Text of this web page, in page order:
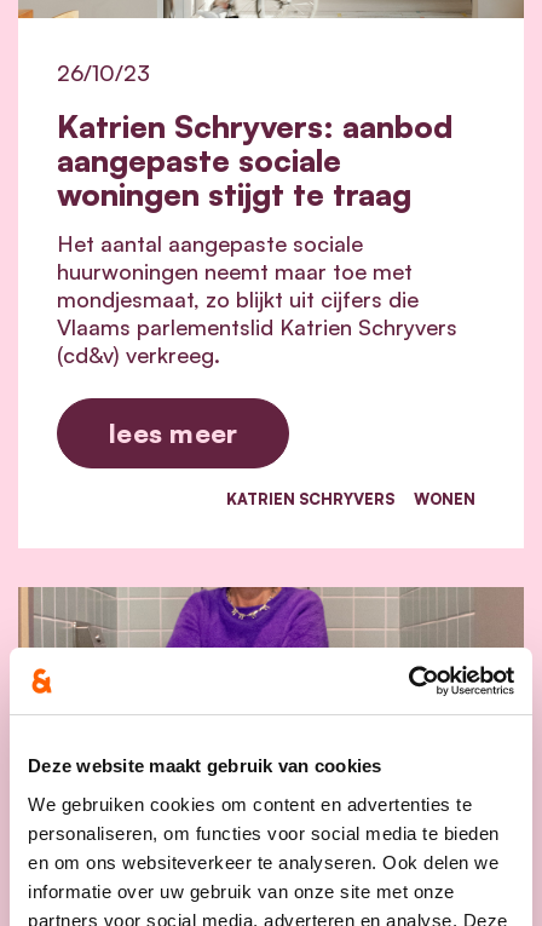
Deze website maakt gebruik van cookies
We gebruiken cookies om content en advertenties te
personaliseren, om functies voor social media te bieden
en om ons websiteverkeer te analyseren. Ook delen we
informatie over uw gebruik van onze site met onze
partners voor social media, adverteren en analyse. Deze
Katrien Schryvers: aanbod
aangepaste sociale
woningen stijgt te traag
26/10/23
Het aantal aangepaste sociale
huurwoningen neemt maar toe met
mondjesmaat, zo blijkt uit cijfers die
Vlaams parlementslid Katrien Schryvers
(cd&v) verkreeg.
lees meer
KATRIEN SCHRYVERS WONEN